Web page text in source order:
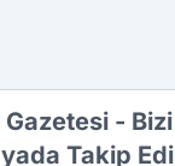
-
Takip